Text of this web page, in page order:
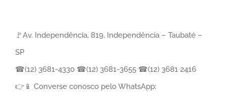
🚩Av. Independência, 819, Independência – Taubaté –
SP⠀
☎(12) 3681-4330 ☎(12) 3681-3655 ☎(12) 3681 2416⠀
👉📱 Converse conosco pelo WhatsApp: